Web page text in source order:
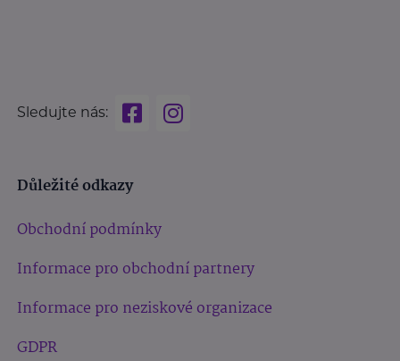
Sledujte nás:
Důležité odkazy
Obchodní podmínky
Informace pro obchodní partnery
Informace pro neziskové organizace
GDPR